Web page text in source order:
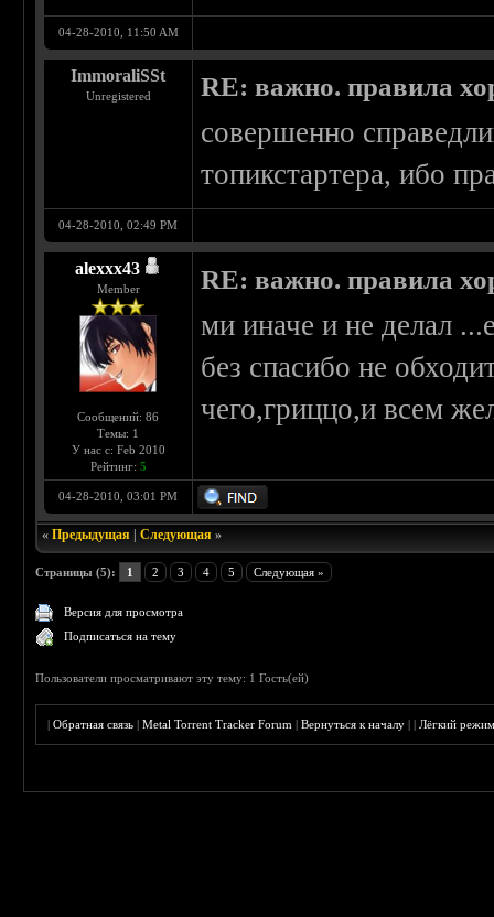
04-28-2010, 11:50 AM
ImmoraliSSt
Unregistered RE: важно. правила
совершенно
топикстартера, ибо
04-28-2010, 02:49 PM
alexxx43
Member
Сообщений: 86
Темы: 1
У нас с: Feb 2010
Рейтинг: 5
RE: важно. правила
ми иначе и не делал
без спасибо не
чего,гриццо,и всем
04-28-2010, 03:01 PM
«Предыдущая |Следующая »
Страницы (5): 1 2 3 4 5 Следующая »
Версия для просмотра
Подписаться на тему
Пользователи просматривают эту тему: 1 Гость(ей)
|Обратная связь |Metal Torrent Tracker Forum |Вернуться к началу ||Лёгкий